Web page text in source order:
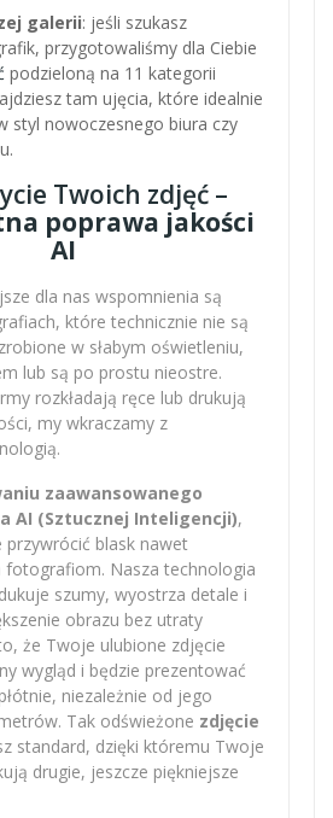
galerii: jeśli szukasz
przygotowaliśmy dla Ciebie
podzieloną na 11 kategorii
tam ujęcia, które idealnie
styl nowoczesnego biura czy
Twoich zdjęć –
poprawa jakości
AI
dla nas wspomnienia są
które technicznie nie są
w słabym oświetleniu,
lub są po prostu nieostre.
rozkładają ręce lub drukują
my wkraczamy z
zaawansowanego
AI (Sztucznej Inteligencji),
przywrócić blask nawet
fotografiom. Nasza technologia
szumy, wyostrza detale i
obrazu bez utraty
że Twoje ulubione zdjęcie
wygląd i będzie prezentować
niezależnie od jego
Tak odświeżone zdjęcie
standard, dzięki któremu Twoje
drugie, jeszcze piękniejsze